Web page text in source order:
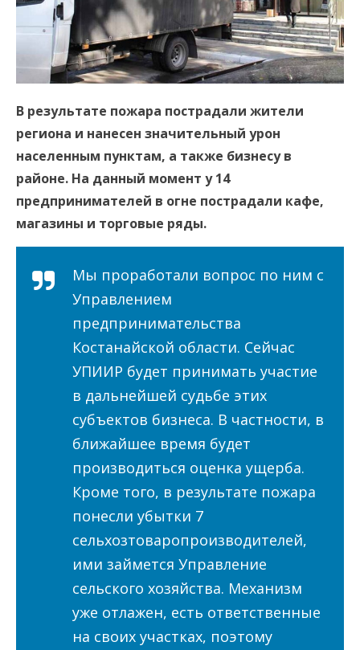
В результате пожара пострадали жители
региона и нанесен значительный урон
населенным пунктам, а также бизнесу в
районе. На данный момент у 14
предпринимателей в огне пострадали кафе,
магазины и торговые ряды.
Мы проработали вопрос по ним с
Управлением
предпринимательства
Костанайской области. Сейчас
УПИИР будет принимать участие
в дальнейшей судьбе этих
субъектов бизнеса. В частности, в
ближайшее время будет
производиться оценка ущерба.
Кроме того, в результате пожара
понесли убытки 7
сельхозтоваропроизводителей,
ими займется Управление
сельского хозяйства. Механизм
уже отлажен, есть ответственные
на своих участках, поэтому